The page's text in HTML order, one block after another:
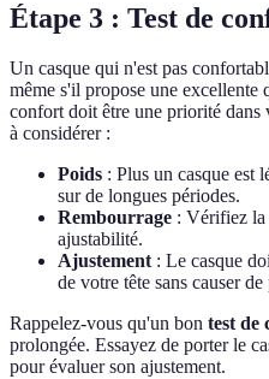
Étape 3 : Test de
Un casque qui n'est pas
même s'il propose une excellente
confort doit être une priorité dans
à considérer :
Poids : Plus un casque est
sur de longues périodes.
Rembourrage : Vérifiez la
ajustabilité.
Ajustement: Le casque
de votre tête sans causer
Rappelez-vous qu'un bon test de
prolongée. Essayez de porter le
pour évaluer son ajustement.